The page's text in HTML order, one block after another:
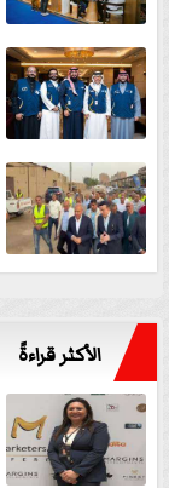
الأكثر قراءةً